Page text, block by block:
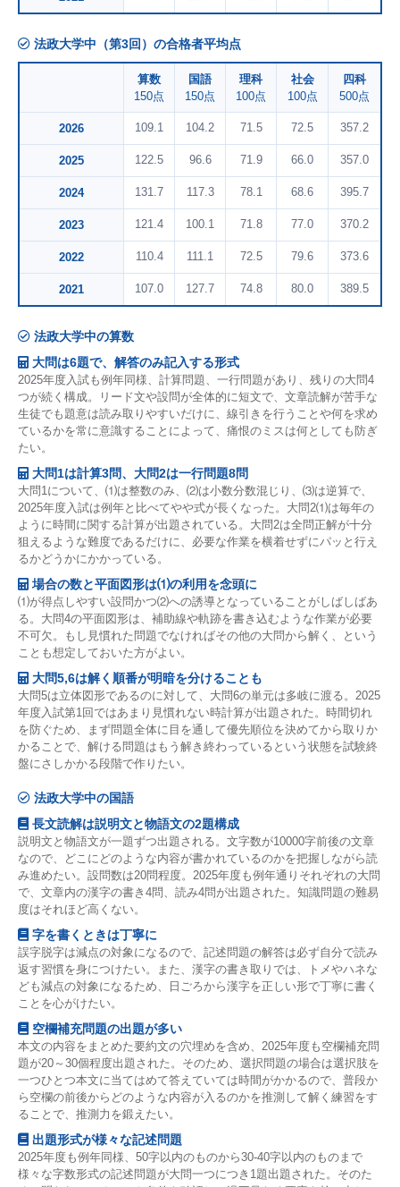
法政大学中（第3回）の合格者平均点
算数
150点
国語
150点
理科
100点
社会
100点
四科
500点
2026 109.1 104.2 71.5 72.5 357.2
2025 122.5 96.6 71.9 66.0 357.0
2024 131.7 117.3 78.1 68.6 395.7
2023 121.4 100.1 71.8 77.0 370.2
2022 110.4 111.1 72.5 79.6 373.6
2021 107.0 127.7 74.8 80.0 389.5
法政大学中の算数
大問は6題で、解答のみ記入する形式
2025年度入試も例年同様、計算問題、一行問題があり、残りの大問4
つが続く構成。リード文や設問が全体的に短文で、文章読解が苦手な
生徒でも題意は読み取りやすいだけに、線引きを行うことや何を求め
ているかを常に意識することによって、痛恨のミスは何としても防ぎ
たい。
大問1は計算3問、大問2は一行問題8問
大問1について、⑴は整数のみ、⑵は小数分数混じり、⑶は逆算で、
2025年度入試は例年と比べてやや式が長くなった。大問2⑴は毎年の
ように時間に関する計算が出題されている。大問2は全問正解が十分
狙えるような難度であるだけに、必要な作業を横着せずにパッと行え
るかどうかにかかっている。
場合の数と平面図形は⑴の利用を念頭に
⑴が得点しやすい設問かつ⑵への誘導となっていることがしばしばあ
る。大問4の平面図形は、補助線や軌跡を書き込むような作業が必要
不可欠。もし見慣れた問題でなければその他の大問から解く、という
ことも想定しておいた方がよい。
大問5,6は解く順番が明暗を分けることも
大問5は立体図形であるのに対して、大問6の単元は多岐に渡る。2025
年度入試第1回ではあまり見慣れない時計算が出題された。時間切れ
を防ぐため、まず問題全体に目を通して優先順位を決めてから取りか
かることで、解ける問題はもう解き終わっているという状態を試験終
盤にさしかかる段階で作りたい。
法政大学中の国語
長文読解は説明文と物語文の2題構成
説明文と物語文が一題ずつ出題される。文字数が10000字前後の文章
なので、どこにどのような内容が書かれているのかを把握しながら読
み進めたい。設問数は20問程度。2025年度も例年通りそれぞれの大問
で、文章内の漢字の書き4問、読み4問が出題された。知識問題の難易
度はそれほど高くない。
字を書くときは丁寧に
誤字脱字は減点の対象になるので、記述問題の解答は必ず自分で読み
返す習慣を身につけたい。また、漢字の書き取りでは、トメやハネな
ども減点の対象になるため、日ごろから漢字を正しい形で丁寧に書く
ことを心がけたい。
空欄補充問題の出題が多い
本文の内容をまとめた要約文の穴埋めを含め、2025年度も空欄補充問
題が20～30個程度出題された。そのため、選択問題の場合は選択肢を
一つひとつ本文に当てはめて答えていては時間がかかるので、普段か
ら空欄の前後からどのような内容が入るのかを推測して解く練習をす
ることで、推測力を鍛えたい。
出題形式が様々な記述問題
2025年度も例年同様、50字以内のものから30-40字以内のものまで
様々な字数形式の記述問題が大問一つにつき1題出題された。そのた